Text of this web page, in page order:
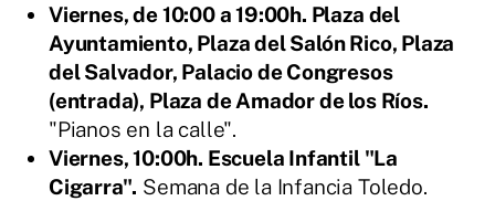
Viernes, de 10:00 a 19:00h. Plaza del
Ayuntamiento, Plaza del Salón Rico, Plaza
del Salvador, Palacio de Congresos
(entrada), Plaza de Amador de los Ríos.
"Pianos en la calle".
Viernes, 10:00h. Escuela Infantil "La
Cigarra". Semana de la Infancia Toledo.